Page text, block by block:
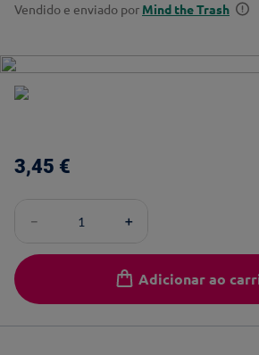
Vendido e enviado por Mind the Trash
3,45 €
＋
－
Adicionar ao